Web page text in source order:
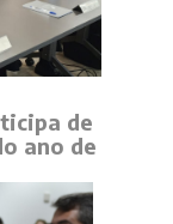
de
ano de